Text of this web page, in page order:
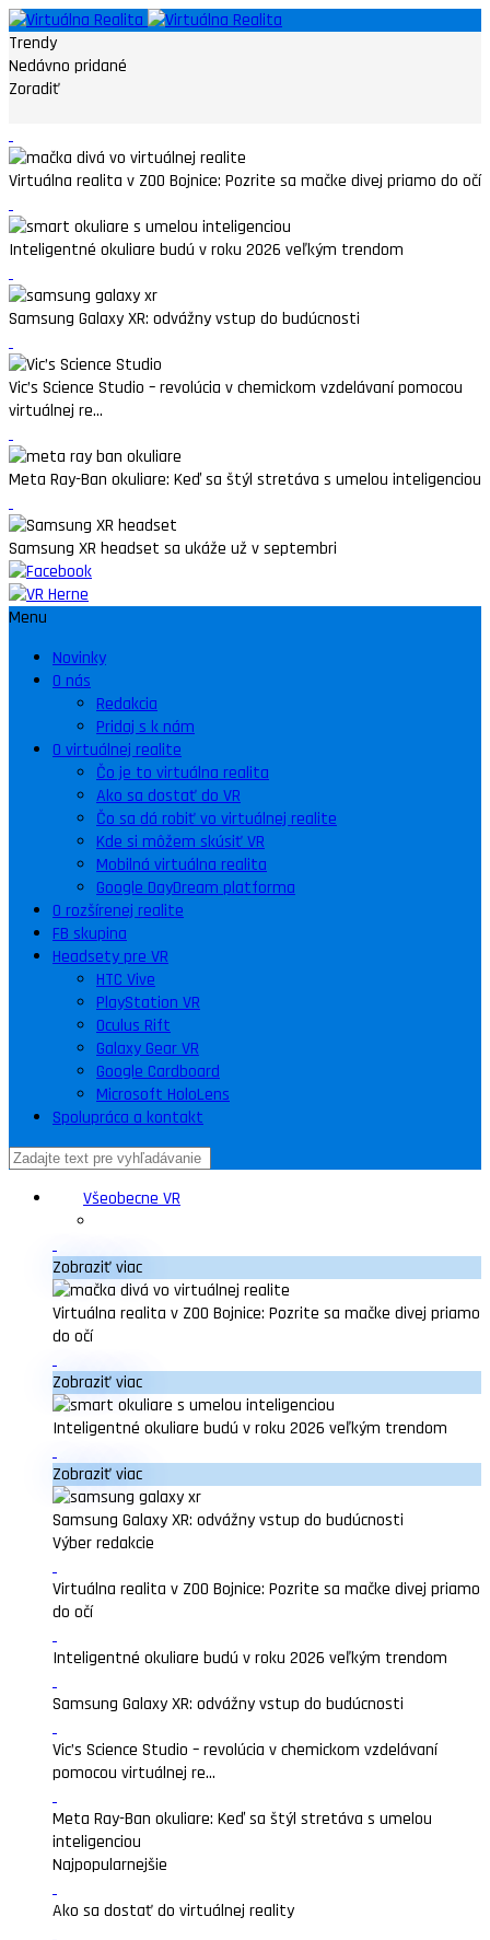
Trendy
Nedávno pridané
Zoradiť
Virtuálna realita v ZOO Bojnice: Pozrite sa mačke divej priamo do očí
Inteligentné okuliare budú v roku 2026 veľkým trendom
Samsung Galaxy XR: odvážny vstup do budúcnosti
Vic’s Science Studio – revolúcia v chemickom vzdelávaní pomocou
virtuálnej re...
Meta Ray-Ban okuliare: Keď sa štýl stretáva s umelou inteligenciou
Samsung XR headset sa ukáže už v septembri
Menu
Novinky
O nás
Redakcia
Pridaj s k nám
O virtuálnej realite
Čo je to virtuálna realita
Ako sa dostať do VR
Čo sa dá robiť vo virtuálnej realite
Kde si môžem skúsiť VR
Mobilná virtuálna realita
Google DayDream platforma
O rozšírenej realite
FB skupina
Headsety pre VR
HTC Vive
PlayStation VR
Oculus Rift
Galaxy Gear VR
Google Cardboard
Microsoft HoloLens
Spolupráca a kontakt
Všeobecne VR
Zobraziť viac
Virtuálna realita v ZOO Bojnice: Pozrite sa mačke divej priamo
do očí
Zobraziť viac
Inteligentné okuliare budú v roku 2026 veľkým trendom
Zobraziť viac
Samsung Galaxy XR: odvážny vstup do budúcnosti
Výber redakcie
Virtuálna realita v ZOO Bojnice: Pozrite sa mačke divej priamo
do očí
Inteligentné okuliare budú v roku 2026 veľkým trendom
Samsung Galaxy XR: odvážny vstup do budúcnosti
Vic’s Science Studio – revolúcia v chemickom vzdelávaní
pomocou virtuálnej re...
Meta Ray-Ban okuliare: Keď sa štýl stretáva s umelou
inteligenciou
Najpopularnejšie
Ako sa dostať do virtuálnej reality